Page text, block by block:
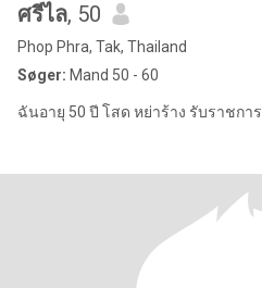
ศรีไล, 50
Phop Phra, Tak, Thailand
Søger: Mand 50 - 60
ฉันอายุ 50 ปี โสด หย่าร้าง รับราชการ